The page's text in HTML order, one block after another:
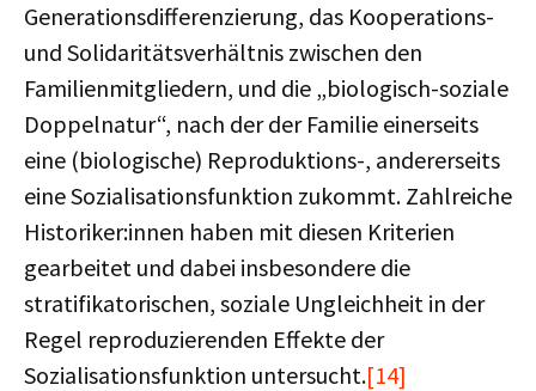
Generationsdifferenzierung, das Kooperations-
und Solidaritätsverhältnis zwischen den
Familienmitgliedern, und die „biologisch-soziale
Doppelnatur“, nach der der Familie einerseits
eine (biologische) Reproduktions-, andererseits
eine Sozialisationsfunktion zukommt. Zahlreiche
Historiker:innen haben mit diesen Kriterien
gearbeitet und dabei insbesondere die
stratifikatorischen, soziale Ungleichheit in der
Regel reproduzierenden Effekte der
Sozialisationsfunktion untersucht.[14]